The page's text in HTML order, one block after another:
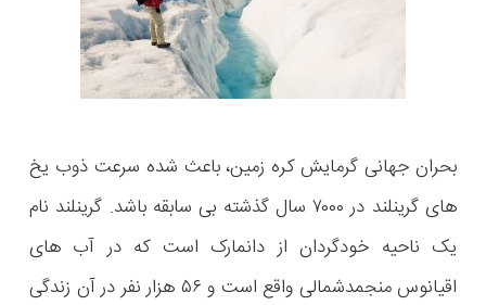
بحران جهانی گرمایش کره زمین، باعث شده سرعت ذوب یخ
های گرینلند در ۷۰۰۰ سال گذشته بی سابقه باشد. گرینلند نام
یک ناحیه خودگردان از دانمارک است که در آب های
اقیانوس منجمدشمالی واقع است و ۵۶ هزار نفر در آن زندگی